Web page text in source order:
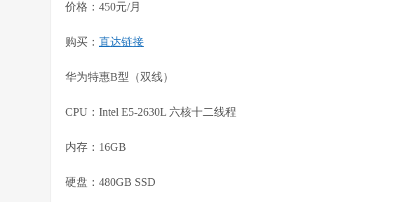
价格：450元/月
购买： 直达链接
华为特惠B型（双线）
CPU：Intel E5-2630L 六核十二线程
内存：16GB
硬盘：480GB SSD